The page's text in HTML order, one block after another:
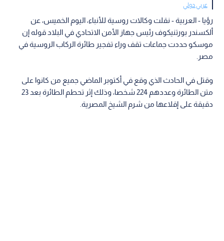
عربي دولي
رؤيا - العربية - نقلت وكالات روسية للأنباء، اليوم الخميس، عن
ألكسندر بورتنيكوف رئيس جهاز الأمن الاتحادي في البلاد قوله إن
موسكو حددت جماعات تقف وراء تفجير طائرة الركاب الروسية في
مصر.
وقتل في الحادث الذي وقع في أكتوبر الماضي جميع من كانوا على
متن الطائرة وعددهم 224 شخصا، وذلك إثر تحطم الطائرة بعد 23
دقيقة على إقلاعها من شرم الشيخ المصرية.